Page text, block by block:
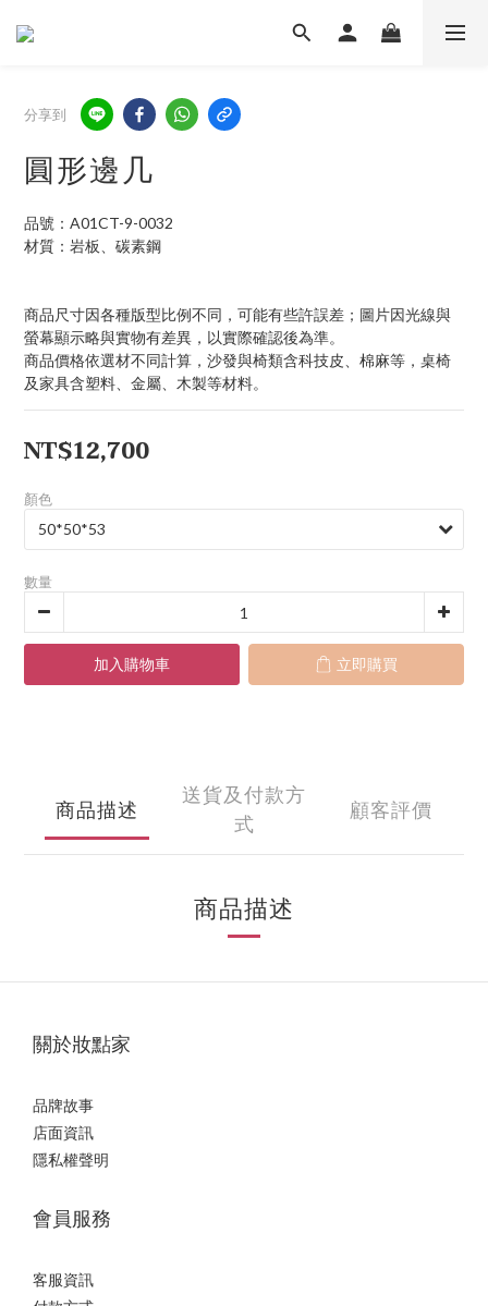
分享到
圓形邊几
品號：A01CT-9-0032
材質：岩板、碳素鋼
商品尺寸因各種版型比例不同，可能有些許誤差；圖片因光線與
螢幕顯示略與實物有差異，以實際確認後為準。
商品價格依選材不同計算，沙發與椅類含科技皮、棉麻等，桌椅
及家具含塑料、金屬、木製等材料。
NT$12,700
顏色
數量
加入購物車 立即購買
商品描述
送貨及付款方
式
顧客評價
商品描述
關於妝點家
品牌故事
店面資訊
隱私權聲明
會員服務
客服資訊